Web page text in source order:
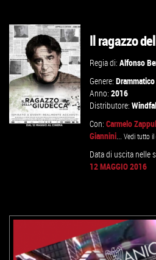
VAI ALLA SCHEDA
Il ragazzo
Regia di:Alfonso
Genere:Drammatico
Anno:2016
Distributore:
Con:Carmelo
Giannini...Vedi tutto
Data di uscita nelle
12 MAGGIO 2016